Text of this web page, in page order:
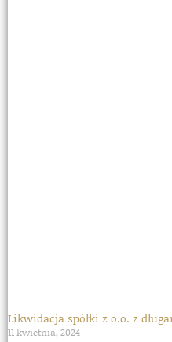
Likwidacja spółki z o.o. z
11 kwietnia, 2024